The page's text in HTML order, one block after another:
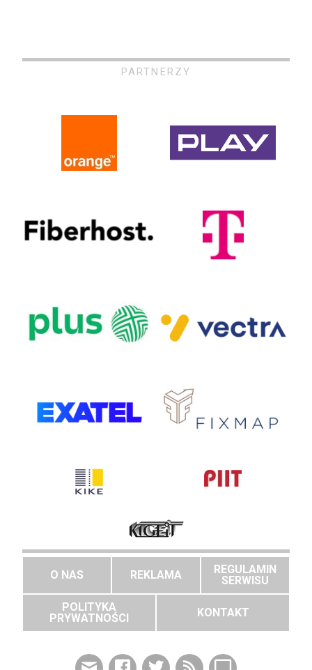
PARTNERZY
O NAS REKLAMA
REGULAMIN
SERWISU
POLITYKA
PRYWATNOŚCI
KONTAKT